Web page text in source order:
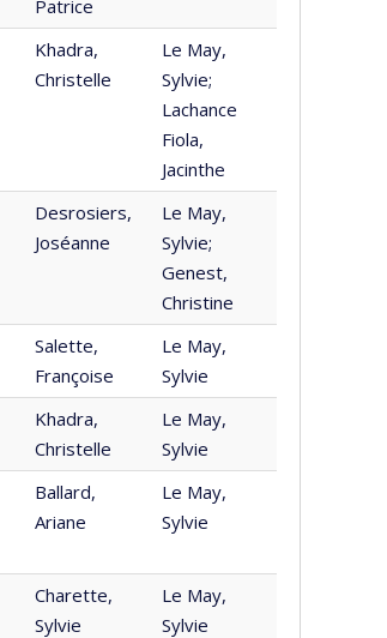
Patrice
Khadra,
Christelle
Le May,
Sylvie;
Lachance
Fiola,
Jacinthe
Desrosiers,
Joséanne
Le May,
Sylvie;
Genest,
Christine
Salette,
Françoise
Le May,
Sylvie
Khadra,
Christelle
Le May,
Sylvie
Ballard,
Ariane
Le May,
Sylvie
Charette,
Sylvie
Le May,
Sylvie